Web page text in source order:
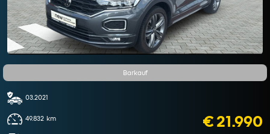
Barkauf
03.2021
49.832 km € 21.990